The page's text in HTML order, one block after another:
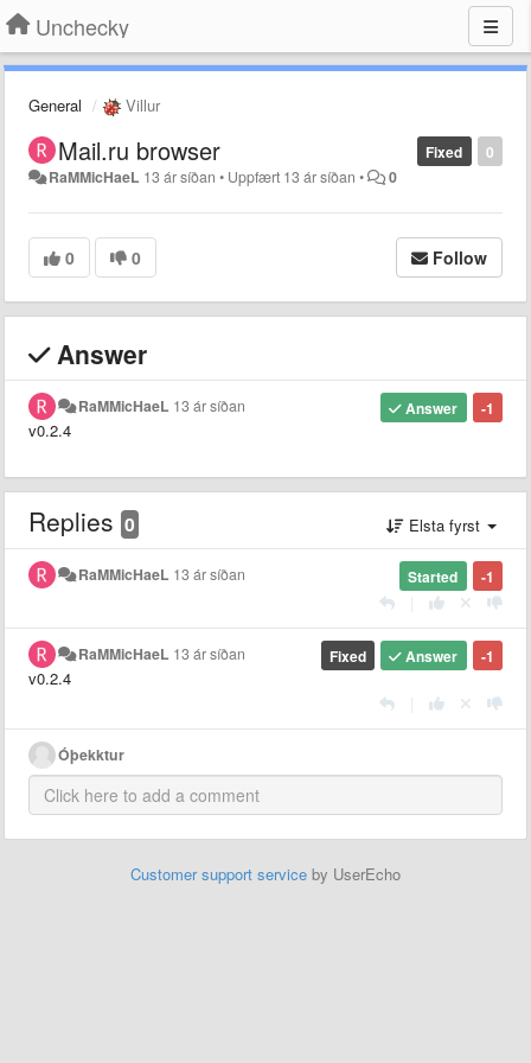
Unchecky
General Villur
0
Fixed
Mail.ru browser
RaMMicHaeL 13 ár síðan • Uppfært 13 ár síðan • 0
0 0 Follow
Answer
-1
Answer
RaMMicHaeL 13 ár síðan
v0.2.4
Replies 0 Elsta fyrst
-1
Started
RaMMicHaeL 13 ár síðan
-1
Answer
Fixed
RaMMicHaeL 13 ár síðan
v0.2.4
Óþekktur
Customer support service by UserEcho